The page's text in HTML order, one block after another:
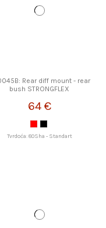
Rear diff mount - rear
bush STRONGFLEX
64 €
Tvrdoća: 80Sha - Standart